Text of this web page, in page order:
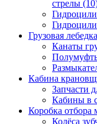
стрелы
Грузовая
Канаты
Кабина
Запчасти
Кабины в
Коробка отбора
Колёса